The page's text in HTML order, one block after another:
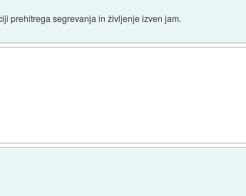
prehitrega segrevanja in življenje izven jam.